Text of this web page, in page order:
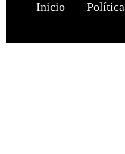
Inicio Política